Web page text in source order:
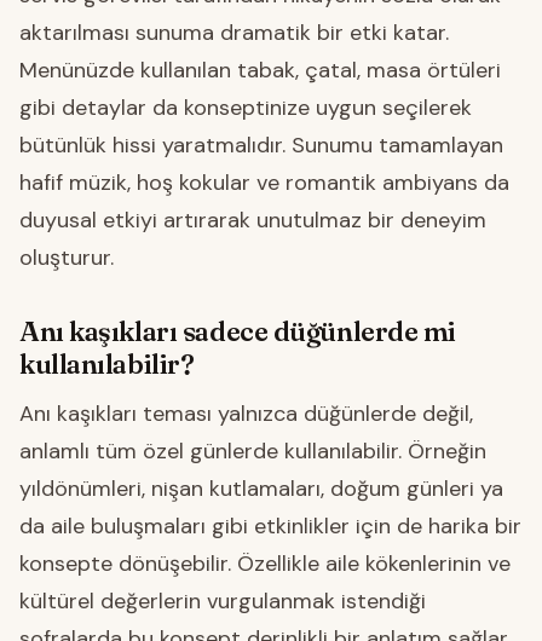
aktarılması sunuma dramatik bir etki katar.
Menünüzde kullanılan tabak, çatal, masa örtüleri
gibi detaylar da konseptinize uygun seçilerek
bütünlük hissi yaratmalıdır. Sunumu tamamlayan
hafif müzik, hoş kokular ve romantik ambiyans da
duyusal etkiyi artırarak unutulmaz bir deneyim
oluşturur.
Anı kaşıkları sadece düğünlerde mi
kullanılabilir?
Anı kaşıkları teması yalnızca düğünlerde değil,
anlamlı tüm özel günlerde kullanılabilir. Örneğin
yıldönümleri, nişan kutlamaları, doğum günleri ya
da aile buluşmaları gibi etkinlikler için de harika bir
konsepte dönüşebilir. Özellikle aile kökenlerinin ve
kültürel değerlerin vurgulanmak istendiği